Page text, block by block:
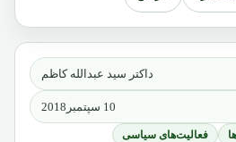
داکتر سید عبدالله کاظم
10 سپتمبر2018
فعالیت‌های سیاسی